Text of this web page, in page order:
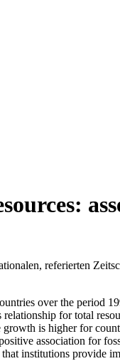
referierten
over the period
for total
growth is higher for
association for
institutions provide